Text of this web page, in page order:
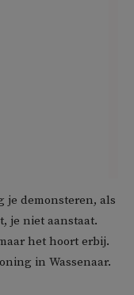
je demonsteren, als
je niet aanstaat.
het hoort erbij.
in Wassenaar.